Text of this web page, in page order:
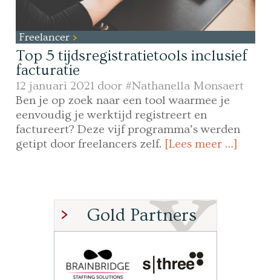
Freelancer
Top 5 tijdsregistratietools inclusief
facturatie
12 januari 2021 door #Nathanella Monsaert
Ben je op zoek naar een tool waarmee je
eenvoudig je werktijd registreert en
factureert? Deze vijf programma’s werden
getipt door freelancers zelf. [Lees meer …]
Gold Partners